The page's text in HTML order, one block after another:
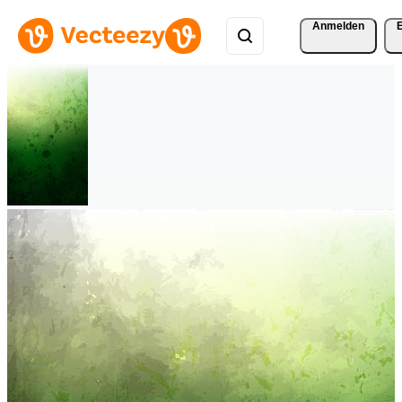
Anmelden